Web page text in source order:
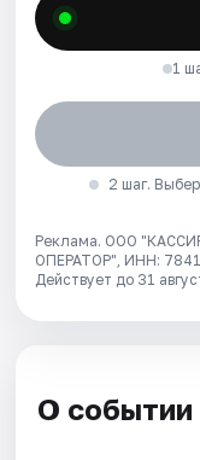
1
2 шаг.
Реклама. ООО
ОПЕРАТОР", ИНН:
Действует до 31
О событии